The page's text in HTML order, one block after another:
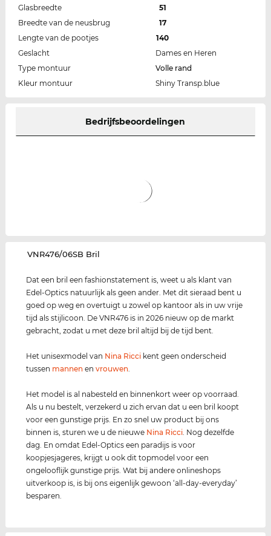
Glasbreedte
51
Breedte van de neusbrug
17
Lengte van de pootjes
140
Geslacht
Dames en Heren
Type montuur
Volle rand
Kleur montuur
Shiny Transp.blue
Bedrijfsbeoordelingen
‌VNR476/06SB Bril
Dat een bril een fashionstatement is, weet u als klant van
Edel-Optics natuurlijk als geen ander. Met dit sieraad bent u
goed op weg en overtuigt u zowel op kantoor als in uw vrije
tijd als stijlicoon. De VNR476 is in 2026 nieuw op de markt
gebracht, zodat u met deze bril altijd bij de tijd bent.
Het unisexmodel van Nina Ricci kent geen onderscheid
tussen mannen envrouwen
Het model is al nabesteld en binnenkort weer op voorraad.
Als u nu bestelt, verzekerd u zich ervan dat u een bril koopt
voor een gunstige prijs. En zo snel uw product bij ons
binnen is, sturen we u de nieuwe Nina Ricci . Nog dezelfde
dag. En omdat Edel-Optics een paradijs is voor
koopjesjageres, krijgt u ook dit topmodel voor een
ongelooflijk gunstige prijs. Wat bij andere onlineshops
uitverkoop is, is bij ons eigenlijk gewoon ‘all-day-everyday’
besparen.